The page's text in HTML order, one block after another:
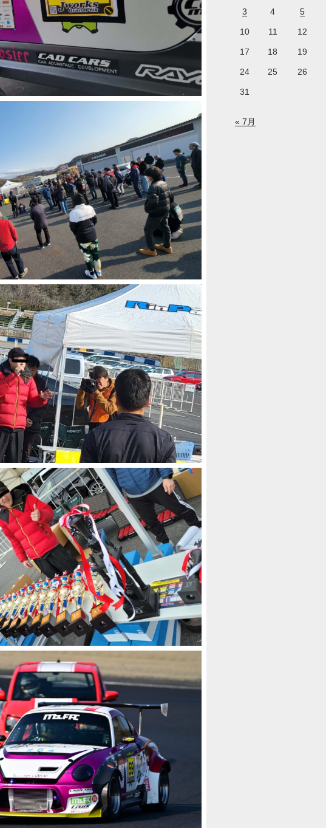
3 4 5
10 11 12
17 18 19
24 25 26
31
« 7月